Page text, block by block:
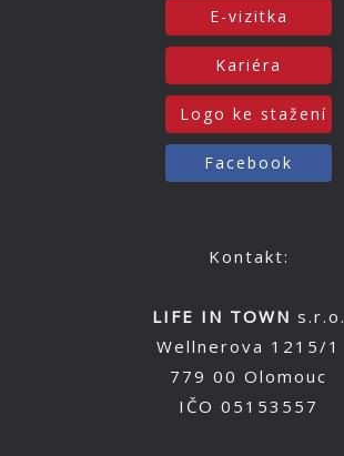
E-vizitka
Kariéra
Logo ke stažení
Facebook
Kontakt:
LIFE IN TOWN s.r.o.
Wellnerova 1215/1
779 00 Olomouc
IČO 05153557